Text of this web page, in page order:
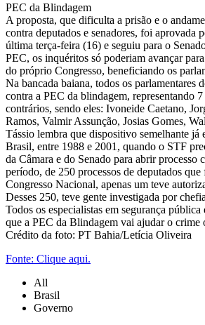
PEC da Blindagem
A proposta, que dificulta a prisão e o
contra deputados e senadores, foi aprovada
última terça-feira (16) e seguiu para o
PEC, os inquéritos só poderiam avançar
do próprio Congresso, beneficiando os
Na bancada baiana, todos os parlamentares
contra a PEC da blindagem, representando
contrários, sendo eles: Ivoneide Caetano,
Ramos, Valmir Assunção, Josias Gomes,
Tássio lembra que dispositivo semelhante já
Brasil, entre 1988 e 2001, quando o STF
da Câmara e do Senado para abrir processo
período, de 250 processos de deputados
Congresso Nacional, apenas um teve
Desses 250, teve gente investigada por
Todos os especialistas em segurança
que a PEC da Blindagem vai ajudar o crime
Crédito da foto: PT Bahia/Letícia Oliveira
Fonte: Clique aqui.
All
Brasil
Governo